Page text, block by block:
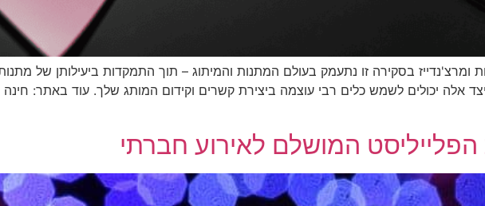
ומרצ'נדייז בסקירה זו נתעמק בעולם המתנות והמיתוג – תוך התמקדות ביעילותן של
אלה יכולים לשמש כלים רבי עוצמה ביצירת קשרים וקידום המותג שלך. עוד באתר:
הפלייליסט המושלם לאירוע חברתי